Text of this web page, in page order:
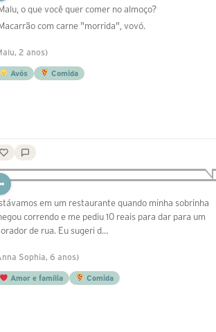
o que você quer comer no almoço?
com carne "morrida", vovó.
2 anos)
Avós Comida
em um restaurante quando minha sobrinha
correndo e me pediu 10 reais para dar para um
de rua. Eu sugeri d…
Sophia, 6 anos)
Amor e família Comida